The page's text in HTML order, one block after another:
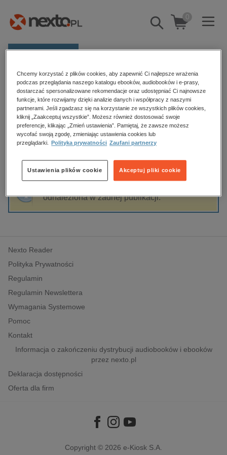
Pokaż/schowaj
wyszukiwarkę
0
Kategorie
Zobacz wszystkie E-prasa
budownictwo, aranżacja wnętrz
biznesowe, branżowe, gospodarka
dzienniki
edukacja
hobby, sport, rozrywka
komputery, internet, technologie, informatyka
polityka, społeczno-informacyjne
psychologiczne
inne
popularno-naukowe
historia
Strona główna Katarzyna H. Tomiczak
Katarzyna H. Tomiczak
Sortowanie Filtrowanie
odnaleziona w żadnej publikacji.
Nexto Reader
Polityka Prywatności
Regulamin
Regulamin Newslettera
Wymagania Systemowe
Pomoc
Kontakt
Informacja o zakończeniu dystrybucji audiobooków i ebooków
przez nexto.pl
Deklaracja dostępności
Oferta dla firm
Copyright © 2026 e-Kiosk S.A.
Chcemy korzystać z plików cookies, aby zapewnić Ci najlepsze wrażenia
podczas przeglądania naszego katalogu ebooków, audiobooków i e-prasy,
dostarczać spersonalizowane rekomendacje oraz udostępniać Ci najnowsze
funkcje, które rozwijamy dzięki analizie danych i współpracy z naszymi
partnerami. Jeśli zgadzasz się na korzystanie ze wszystkich plików cookies,
kliknij „Zaakceptuj wszystkie”. Możesz również dostosować swoje
preferencje, klikając „Zmień ustawienia”. Pamiętaj, że zawsze możesz
wycofać swoją zgodę, zmieniając ustawienia cookies lub
przeglądarki.
Polityka prywatności Zaufani partnerzy
Akceptuj pliki cookie
Ustawienia plików cookie